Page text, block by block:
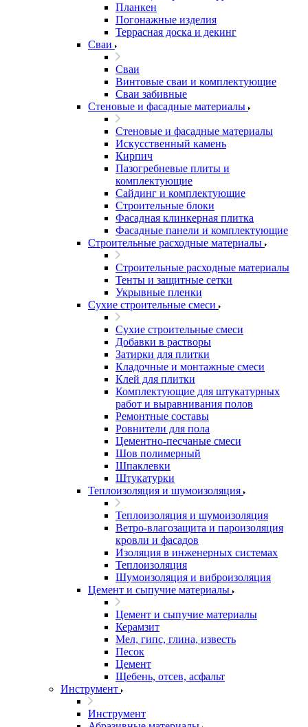
Планкен
Погонажные изделия
Террасная доска и декинг
Сваи
Сваи
Винтовые сваи и комплектующие
Сваи забивные
Стеновые и фасадные материалы
Стеновые и фасадные материалы
Искусственный камень
Кирпич
Пазогребневые плиты и
комплектующие
Сайдинг и комплектующие
Строительные блоки
Фасадная клинкерная плитка
Фасадные панели и комплектующие
Строительные расходные материалы
Строительные расходные материалы
Тенты и защитные сетки
Укрывные пленки
Сухие строительные смеси
Сухие строительные смеси
Добавки в растворы
Затирки для плитки
Кладочные и монтажные смеси
Клей для плитки
Комплектующие для штукатурных
работ и выравнивания полов
Ремонтные составы
Ровнители для пола
Цементно-песчаные смеси
Шов полимерный
Шпаклевки
Штукатурки
Теплоизоляция и шумоизоляция
Теплоизоляция и шумоизоляция
Ветро-влагозащита и пароизоляция
кровли и фасадов
Изоляция в инженерных системах
Теплоизоляция
Шумоизоляция и виброизоляция
Цемент и сыпучие материалы
Цемент и сыпучие материалы
Керамзит
Мел, гипс, глина, известь
Песок
Цемент
Щебень, отсев, асфальт
Инструмент
Инструмент